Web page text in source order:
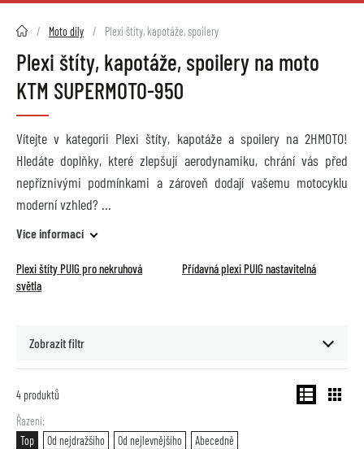
2HMOTO.cz Moto díly Plexi štíty, kapotáže, spoilery
Plexi štíty, kapotáže, spoilery na moto
KTM SUPERMOTO-950
Vítejte v kategorii Plexi štíty, kapotáže a spoilery na 2HMOTO!
Hledáte doplňky, které zlepšují aerodynamiku, chrání vás před
nepříznivými podmínkami a zároveň dodají vašemu motocyklu
moderní vzhled?
Více informací
Plexi štíty PUIG pro nekruhová
světla
Přídavná plexi PUIG nastavitelná
Zobrazit filtr
4 produktů
Řazení
Top
Od nejdražšího Od nejlevnějšího Abecedně